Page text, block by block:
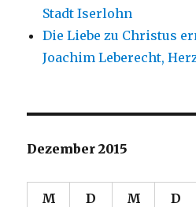
Stadt Iserlohn
Die Liebe zu Christus
Joachim Leberecht,
Dezember 2015
M D M D